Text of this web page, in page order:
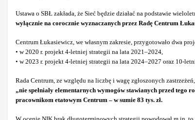
Ustawa o SBŁ zakłada, że Sieć będzie działać na podstawie
wyłącznie na corocznie wyznaczanych przez Radę Centrum
Centrum Łukasiewicz, we własnym zakresie, przygotowało dwa
• w 2020 r. projekt 4-letniej strategii na lata 2021–2024,
• w 2023 r. projekt 4-letniej strategii na lata 2024–2027 oraz 10-
Rada Centrum, ze względu na liczbę i wagę zgłoszonych
„nie spełniały elementarnych wymogów stawianych przed tego
pracownikom etatowym Centrum – w sumie 83 tys. zł.